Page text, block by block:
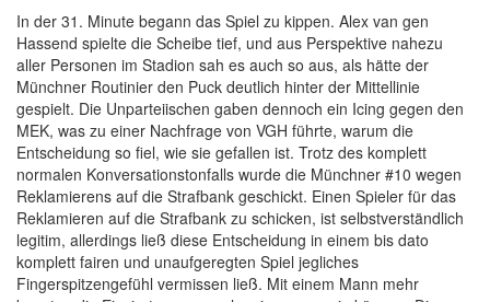
In der 31. Minute begann das Spiel zu kippen. Alex van gen
Hassend spielte die Scheibe tief, und aus Perspektive nahezu
aller Personen im Stadion sah es auch so aus, als hätte der
Münchner Routinier den Puck deutlich hinter der Mittellinie
gespielt. Die Unparteiischen gaben dennoch ein Icing gegen den
MEK, was zu einer Nachfrage von VGH führte, warum die
Entscheidung so fiel, wie sie gefallen ist. Trotz des komplett
normalen Konversationstonfalls wurde die Münchner #10 wegen
Reklamierens auf die Strafbank geschickt. Einen Spieler für das
Reklamieren auf die Strafbank zu schicken, ist selbstverständlich
legitim, allerdings ließ diese Entscheidung in einem bis dato
komplett fairen und unaufgeregten Spiel jegliches
Fingerspitzengefühl vermissen ließ. Mit einem Mann mehr